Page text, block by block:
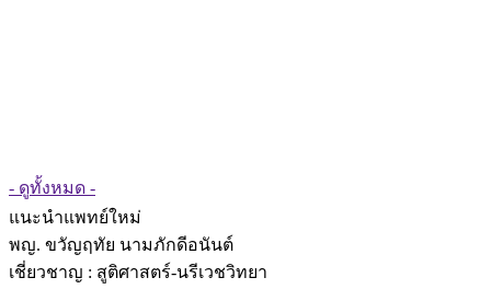
- ดูทั้งหมด -
แนะนำแพทย์ใหม่
พญ. ขวัญฤทัย นามภักดีอนันต์
เชี่ยวชาญ : สูติศาสตร์-นรีเวชวิทยา